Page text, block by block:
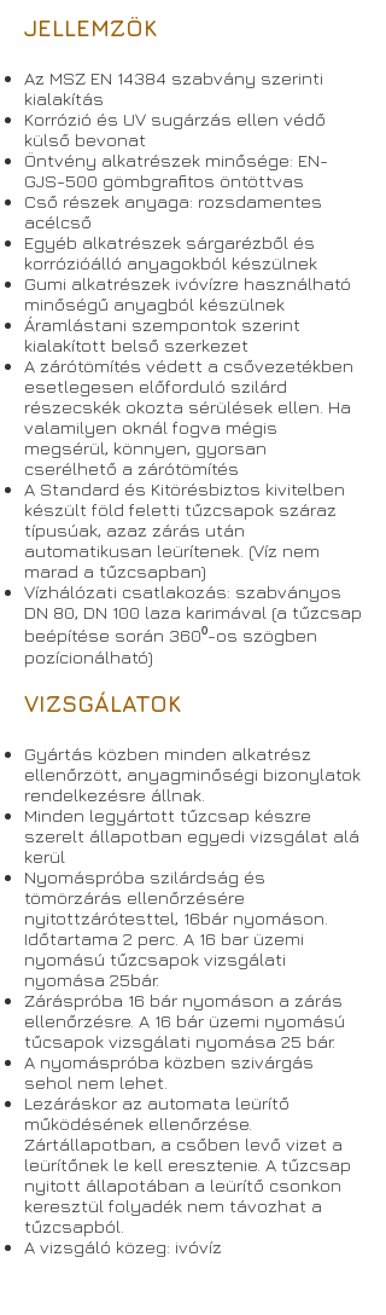
JELLEMZÖK
Az MSZ EN 14384 szabvány szerinti
kialakítás
Korrózió és UV sugárzás ellen védő
külső bevonat
Öntvény alkatrészek minősége: EN-
GJS-500 gömbgrafitos öntöttvas
Cső részek anyaga: rozsdamentes
acélcső
Egyéb alkatrészek sárgarézből és
korrózióálló anyagokból készülnek
Gumi alkatrészek ivóvízre használható
minőségű anyagból készülnek
Áramlástani szempontok szerint
kialakított belső szerkezet
A zárótömítés védett a csővezetékben
esetlegesen előforduló szilárd
részecskék okozta sérülések ellen. Ha
valamilyen oknál fogva mégis
megsérül, könnyen, gyorsan
cserélhető a zárótömítés
A Standard és Kitörésbiztos kivitelben
készült föld feletti tűzcsapok száraz
típusúak, azaz zárás után
automatikusan leürítenek. (Víz nem
marad a tűzcsapban)
Vízhálózati csatlakozás: szabványos
DN 80, DN 100 laza karimával (a tűzcsap
beépítése során 360⁰-os szögben
pozícionálható)
VIZSGÁLATOK
Gyártás közben minden alkatrész
ellenőrzött, anyagminőségi bizonylatok
rendelkezésre állnak.
Minden legyártott tűzcsap készre
szerelt állapotban egyedi vizsgálat alá
kerül
Nyomáspróba szilárdság és
tömörzárás ellenőrzésére
nyitottzárótesttel, 16bár nyomáson.
Időtartama 2 perc. A 16 bar üzemi
nyomású tűzcsapok vizsgálati
nyomása 25bár.
Záráspróba 16 bár nyomáson a zárás
ellenőrzésre. A 16 bár üzemi nyomású
tűcsapok vizsgálati nyomása 25 bár.
A nyomáspróba közben szivárgás
sehol nem lehet.
Lezáráskor az automata leürítő
működésének ellenőrzése.
Zártállapotban, a csőben levő vizet a
leürítőnek le kell eresztenie. A tűzcsap
nyitott állapotában a leürítő csonkon
keresztül folyadék nem távozhat a
tűzcsapból.
A vizsgáló közeg: ivóvíz